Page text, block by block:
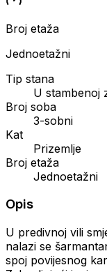
Broj etaža
Jednoetažni
Tip stana
U stambenoj
Broj soba
3-sobni
Kat
Prizemlje
Broj etaža
Jednoetažni
Opis
U predivnoj vili
nalazi se
spoj povijesnog